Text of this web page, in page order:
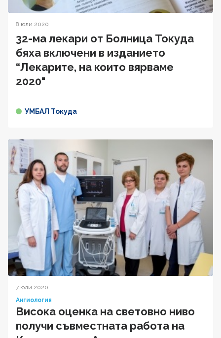
8 юли 2020
32-ма лекари от Болница Токуда
бяха включени в изданието
“Лекарите, на които вярваме
2020"
УМБАЛ Токуда
7 юли 2020
Ангиология
Висока оценка на световно ниво
получи съвместната работа на